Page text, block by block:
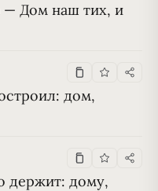
— Дом наш тих, и
дом,
держит: дому,